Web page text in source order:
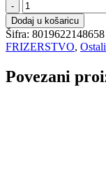
Silikonska
kapa
za
pramenove
+
XXL
Dodaj u košaricu
Šifra: 8019622148658
FRIZERSTVO,
Povezani